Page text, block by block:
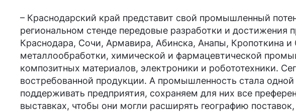
– Краснодарский край представит свой промышленный
региональном стенде передовые разработки и
Краснодара, Сочи, Армавира, Абинска, Анапы, Кропоткина
металлообработки, химической и фармацевтической
композитных материалов, электроники и робототехники.
востребованной продукции. А промышленность стала
поддерживать предприятия, сохраняем для них все
выставках, чтобы они могли расширять географию